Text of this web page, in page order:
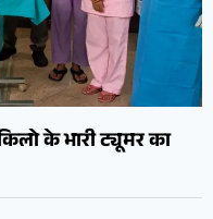
के भारी ट्यूमर का